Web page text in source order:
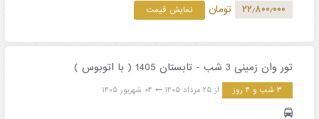
۲۲٫۸۰۰٫۰۰۰ تومان نمایش قیمت
تور وان زمینی 3 شب - تابستان 1405 ( با اتوبوس )
۳ شب و ۴ روز از ۲۵ مرداد ۱۴۰۵ ۰۴ شهریور ۱۴۰۵